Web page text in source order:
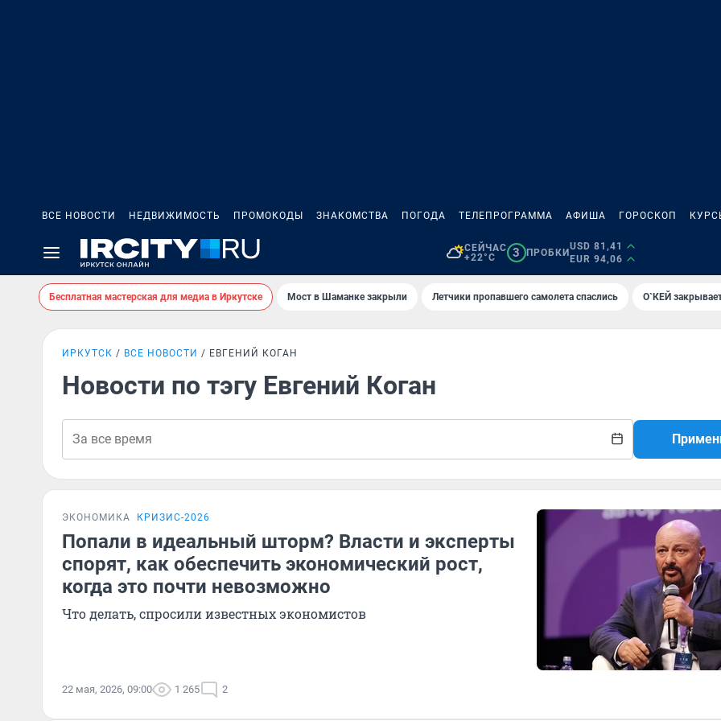
ВСЕ НОВОСТИ НЕДВИЖИМОСТЬ ПРОМОКОДЫ ЗНАКОМСТВА ПОГОДА ТЕЛЕПРОГРАММА АФИША ГОРОСКОП
СЕЙЧАС
+22°C
3 ПРОБКИ
USD 81,41
EUR 94,06
Бесплатная мастерская для медиа в Иркутске Мост в Шаманке закрыли Летчики пропавшего самолета спаслись О`КЕЙ
ИРКУТСК ВСЕ НОВОСТИ ЕВГЕНИЙ КОГАН
Новости по тэгу Евгений Коган
ЭКОНОМИКА КРИЗИС-2026
Попали в идеальный шторм? Власти и эксперты
спорят, как обеспечить экономический рост,
когда это почти невозможно
Что делать, спросили известных экономистов
22 мая, 2026, 09:00 1 265 2